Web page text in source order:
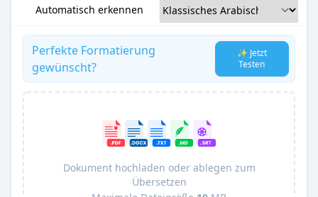
Automatisch erkennen
Perfekte Formatierung
gewünscht?
✨ Jetzt
Testen
Dokument hochladen oder ablegen zum
Übersetzen